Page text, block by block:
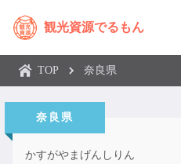
観光資源でるもん
TOP 奈良県
奈良県
かすがやまげんしりん